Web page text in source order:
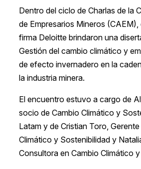
Dentro del ciclo de Charlas de la
de Empresarios Mineros
firma Deloitte brindaron una
Gestión del cambio climático y
de efecto invernadero en la
la industria minera.
El encuentro estuvo a cargo de
socio de Cambio Climático y
Latamy de Cristian Toro,
Climático y Sostenibilidady
Consultora en Cambio Climático